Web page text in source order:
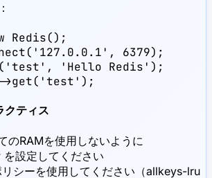
Redis();
6379);
'Hello Redis');
>get('test');
クティス
のRAMを使用しないように
設定してください
シーを使用してください（allkeys-lru